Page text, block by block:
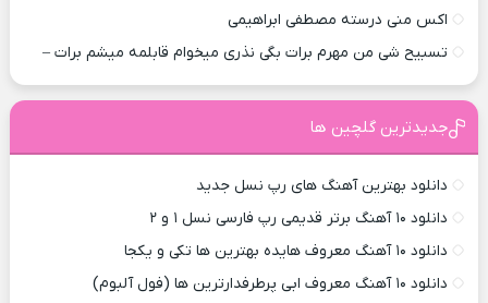
اکس منی درسته مصطفی ابراهیمی
تسبیح شی من مهرم برات بگی نذری میخوام قابلمه میشم برات –
جدیدترین گلچین ها
دانلود بهترین آهنگ های رپ نسل جدید
دانلود ۱۰ آهنگ برتر قدیمی رپ فارسی نسل ۱ و ۲
دانلود ۱۰ آهنگ معروف هایده بهترین ها تکی و یکجا
دانلود ۱۰ آهنگ معروف ابی پرطرفدارترین ها (فول آلبوم)